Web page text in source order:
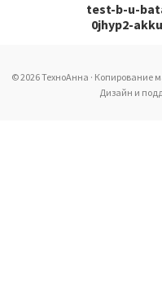
test-b-u-
0jhyp2-
© 2026 ТехноАнна · Копирование
Дизайн и